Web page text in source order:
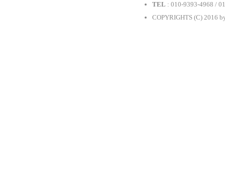
TEL : 010-9393-4968 /
COPYRIGHTS (C) 2016